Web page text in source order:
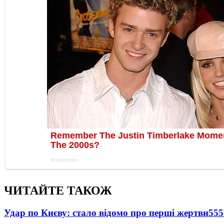
ЧИТАЙТЕ ТАКОЖ
Удар по Києву: стало відомо про перші жертви